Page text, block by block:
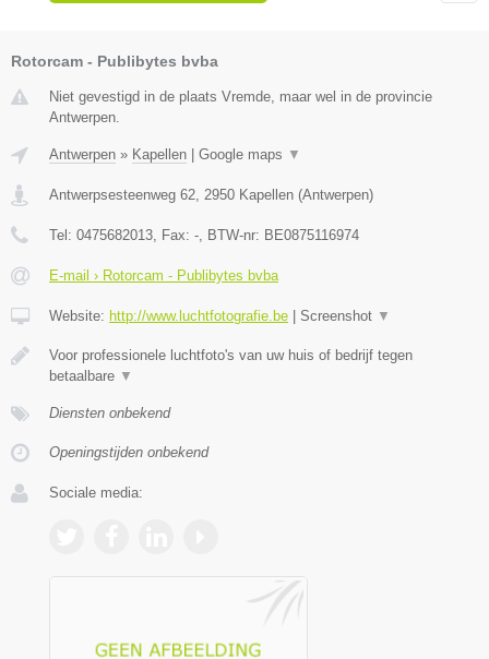
Rotorcam - Publibytes bvba
Niet gevestigd in de plaats Vremde, maar wel in de provincie
Antwerpen.
Antwerpen » Kapellen Google maps ▼
Antwerpsesteenweg 62, 2950 Kapellen (Antwerpen)
Tel: 0475682013, Fax: -, BTW-nr: BE0875116974
E-mail › Rotorcam - Publibytes bvba
Website: http://www.luchtfotografie.be Screenshot ▼
Voor professionele luchtfoto's van uw huis of bedrijf tegen
betaalbare ▼
Diensten onbekend
Openingstijden onbekend
Sociale media: